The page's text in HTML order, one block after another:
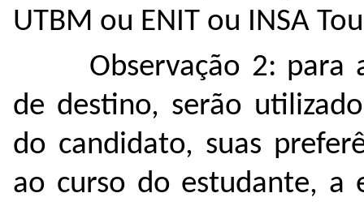
UTBM ou ENIT ou INSA
Observação 2: para
de destino, serão
do candidato, suas
ao curso do estudante, a